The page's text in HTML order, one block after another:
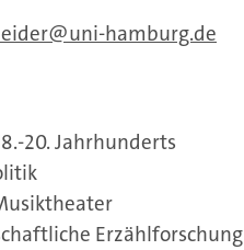
uni-hamburg.de
20. Jahrhunderts
Erzählforschung